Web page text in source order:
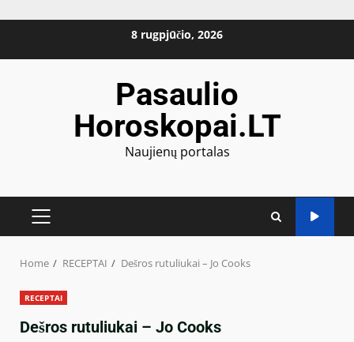
8 rugpjūčio, 2026
Pasaulio
Horoskopai.LT
Naujienų portalas
PRIMARY
Home RECEPTAI Dešros rutuliukai – Jo Cooks
RECEPTAI
Dešros rutuliukai – Jo Cooks